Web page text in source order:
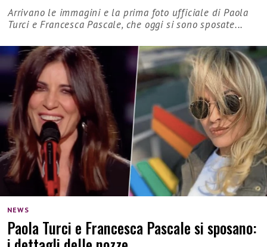
Arrivano le immagini e la prima foto ufficiale di Paola
Turci e Francesca Pascale, che oggi si sono sposate...
NEWS
Paola Turci e Francesca Pascale si sposano: